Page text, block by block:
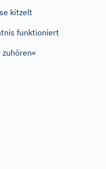
kitzelt
funktioniert
zuhören«